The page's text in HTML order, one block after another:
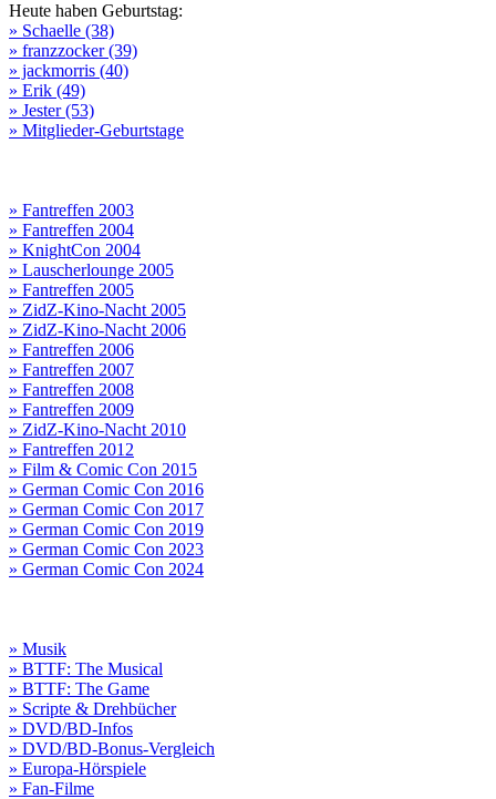
Heute haben Geburtstag:
» Schaelle (38)
» franzzocker (39)
» jackmorris (40)
» Erik (49)
» Jester (53)
» Mitglieder-Geburtstage
» Fantreffen 2003
» Fantreffen 2004
» KnightCon 2004
» Lauscherlounge 2005
» Fantreffen 2005
» ZidZ-Kino-Nacht 2005
» ZidZ-Kino-Nacht 2006
» Fantreffen 2006
» Fantreffen 2007
» Fantreffen 2008
» Fantreffen 2009
» ZidZ-Kino-Nacht 2010
» Fantreffen 2012
» Film & Comic Con 2015
» German Comic Con 2016
» German Comic Con 2017
» German Comic Con 2019
» German Comic Con 2023
» German Comic Con 2024
» Musik
» BTTF: The Musical
» BTTF: The Game
» Scripte & Drehbücher
» DVD/BD-Infos
» DVD/BD-Bonus-Vergleich
» Europa-Hörspiele
» Fan-Filme